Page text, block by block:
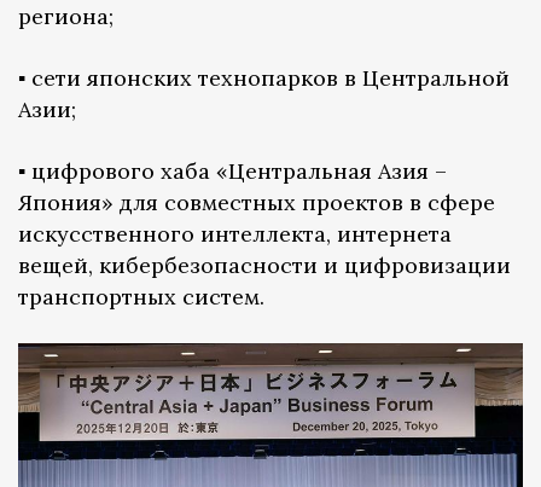
региона;
▪️ сети японских технопарков в Центральной
Азии;
▪️ цифрового хаба «Центральная Азия –
Япония» для совместных проектов в сфере
искусственного интеллекта, интернета
вещей, кибербезопасности и цифровизации
транспортных систем.